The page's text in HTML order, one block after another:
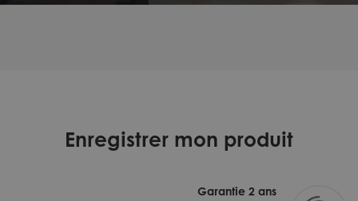
Enregistrer mon produit
Garantie 2 ans